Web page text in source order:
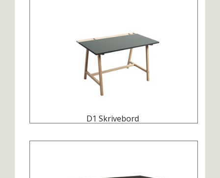
D1 Skrivebord